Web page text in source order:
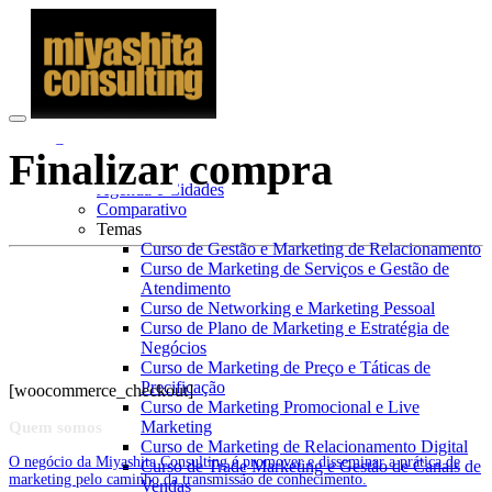
Cursos
Saiba tudo
Agenda e Cidades
Comparativo
Temas
Curso de Gestão e Marketing de Relacionamento
Curso de Marketing de Serviços e Gestão de
Atendimento
Curso de Networking e Marketing Pessoal
Curso de Plano de Marketing e Estratégia de
Negócios
Curso de Marketing de Preço e Táticas de
Precificação
Curso de Marketing Promocional e Live
Marketing
Curso de Marketing de Relacionamento Digital
Curso de Trade Marketing e Gestão de Canais de
Vendas
Finalizar compra
[woocommerce_checkout]
O negócio da Miyashita Consulting é promover e disseminar a prática de
marketing pelo caminho da transmissão de conhecimento.